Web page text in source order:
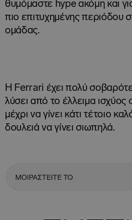
θυμόμαστε hype ακόμη και
πιο επιτυχημένης περιόδου
ομάδας.
Η Ferrari έχει πολύ
λύσει από το έλλειμα ισχύος
μέχρι να γίνει κάτι τέτοιο
δουλειά να γίνει σιωπηλά.
ΜΟΙΡΑΣΤΕΙΤΕ ΤΟ